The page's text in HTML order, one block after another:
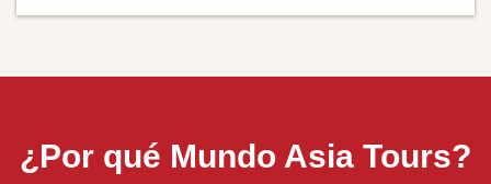
¿Por qué Mundo Asia Tours?